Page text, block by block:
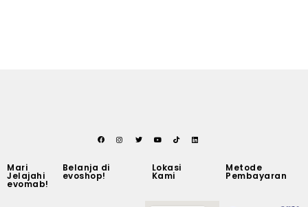
Mari
Jelajahi
evomab!
Belanja di
evoshop!
Lokasi
Kami
Metode
Pembayaran